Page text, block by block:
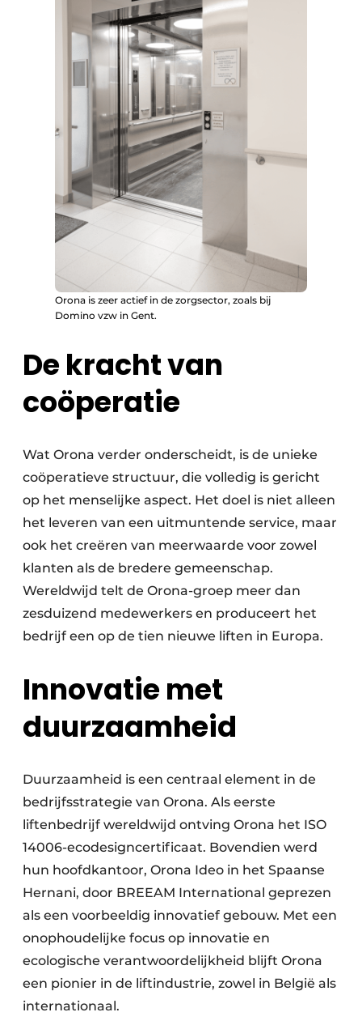
Orona is zeer actief in de zorgsector, zoals bij
Domino vzw in Gent.
De kracht van
coöperatie
Wat Orona verder onderscheidt, is de unieke
coöperatieve structuur, die volledig is gericht
op het menselijke aspect. Het doel is niet alleen
het leveren van een uitmuntende service, maar
ook het creëren van meerwaarde voor zowel
klanten als de bredere gemeenschap.
Wereldwijd telt de Orona-groep meer dan
zesduizend medewerkers en produceert het
bedrijf een op de tien nieuwe liften in Europa.
Innovatie met
duurzaamheid
Duurzaamheid is een centraal element in de
bedrijfsstrategie van Orona. Als eerste
liftenbedrijf wereldwijd ontving Orona het ISO
14006-ecodesigncertificaat. Bovendien werd
hun hoofdkantoor, Orona Ideo in het Spaanse
Hernani, door BREEAM International geprezen
als een voorbeeldig innovatief gebouw. Met een
onophoudelijke focus op innovatie en
ecologische verantwoordelijkheid blijft Orona
een pionier in de liftindustrie, zowel in België als
internationaal.